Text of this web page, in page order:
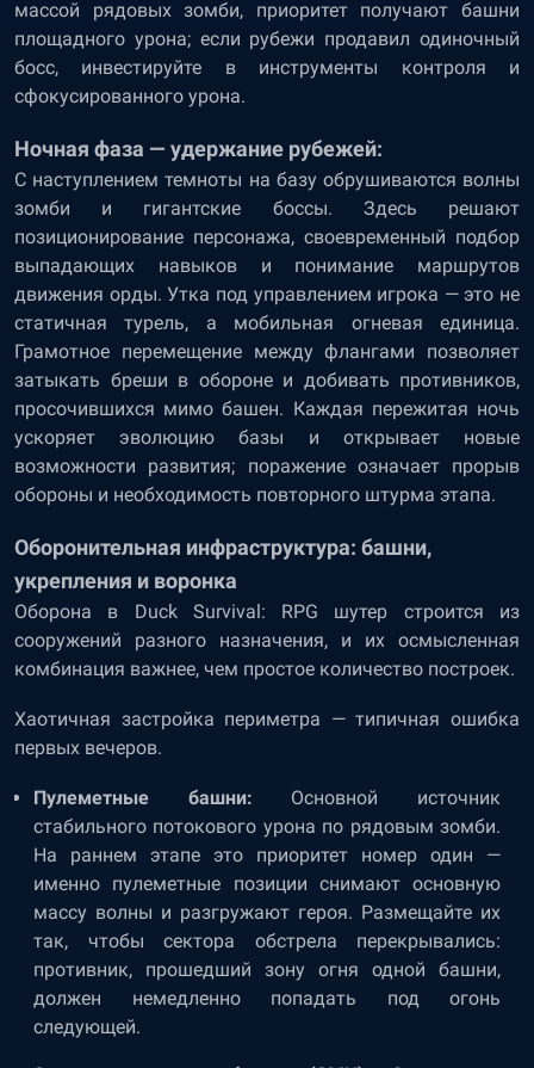
массой рядовых зомби, приоритет получают башни
площадного урона; если рубежи продавил одиночный
босс, инвестируйте в инструменты контроля и
сфокусированного урона.
Ночная фаза — удержание рубежей:
С наступлением темноты на базу обрушиваются волны
зомби и гигантские боссы. Здесь решают
позиционирование персонажа, своевременный подбор
выпадающих навыков и понимание маршрутов
движения орды. Утка под управлением игрока — это не
статичная турель, а мобильная огневая единица.
Грамотное перемещение между флангами позволяет
затыкать бреши в обороне и добивать противников,
просочившихся мимо башен. Каждая пережитая ночь
ускоряет эволюцию базы и открывает новые
возможности развития; поражение означает прорыв
обороны и необходимость повторного штурма этапа.
Оборонительная инфраструктура: башни,
укрепления и воронка
Оборона в Duck Survival: RPG шутер строится из
сооружений разного назначения, и их осмысленная
комбинация важнее, чем простое количество построек.
Хаотичная застройка периметра — типичная ошибка
первых вечеров.
Пулеметные башни: Основной источник
стабильного потокового урона по рядовым зомби.
На раннем этапе это приоритет номер один —
именно пулеметные позиции снимают основную
массу волны и разгружают героя. Размещайте их
так, чтобы сектора обстрела перекрывались:
противник, прошедший зону огня одной башни,
должен немедленно попадать под огонь
следующей.